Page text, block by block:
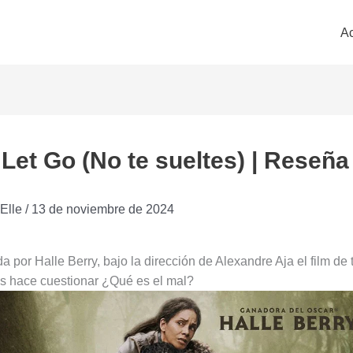
Go (No te sueltes) | Reseña
/ 13 de noviembre de 2024
por Halle Berry, bajo la dirección de Alexandre Aja el film de
hace cuestionar ¿Qué es el mal?